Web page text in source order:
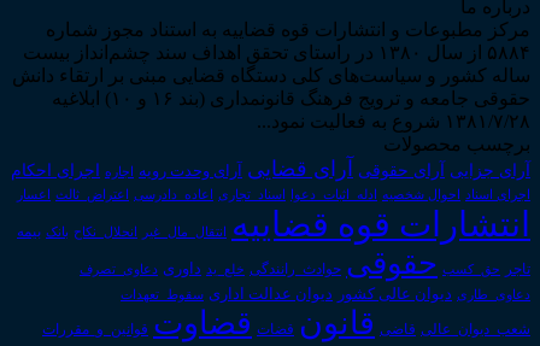
درباره ما
مرکز مطبوعات و انتشارات قوه قضاییه به استناد مجوز شماره
۵۸۸۴ از سال ۱۳۸۰ در راستای تحقق اهداف سند چشم‌انداز بیست
ساله کشور و سیاست‌های کلی دستگاه قضایی مبنی بر ارتقاء دانش
حقوقی جامعه و ترویج فرهنگ قانونمداری (بند ۱۶ و ۱۰) ابلاغیه
۱۳۸۱/۷/۲۸ شروع به فعالیت نمود...
برچسب محصولات
آرای جزایی آرای حقوقی آرای قضایی آرای وحدت رویه اجاره اجرای احکام
اجرای اسناد احوال شخصیه ادله_اثبات_دعوا اسناد_تجاری اعاده_دادرسی اعتراض_ثالث اعسار
انتشارات قوه قضاییه انتقال_مال_غیر انحلال_نکاح بانک بیمه
تاجر حق_کسب حقوقی حوادث_رانندگی خلع_ید داوری دعاوی_تصرف
دعاوی_طاری دیوان عالی کشور دیوان عدالت اداری سقوط_تعهدات
شعب_دیوان_عالی قاضی قانون قضات قضاوت قوانین_و_مقررات